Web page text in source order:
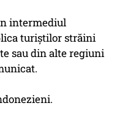
intermediul
turiştilor străini
sau din alte regiuni